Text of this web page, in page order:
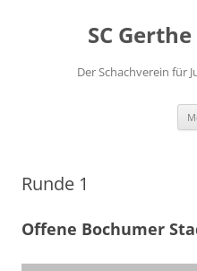
SC
Der Schachverein für
Runde 1
Offene Bochumer